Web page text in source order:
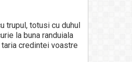
trupul, totusi cu duhul
la buna randuiala
credintei voastre